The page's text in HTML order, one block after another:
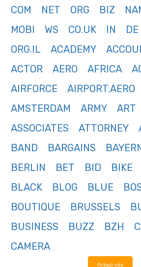
COM NET ORG BIZ
MOBI
WS CO.UK IN DE
ORG.IL
ACADEMY
ACTOR
AERO AFRICA
AIRFORCE
AIRPORT.AERO
AMSTERDAM
ARMY ART
ASSOCIATES
ATTORNEY
BAND
BARGAINS
BERLIN
BET BID BIKE
BLACK
BLOG BLUE
BOUTIQUE
BRUSSELS
BUSINESS
BUZZ BZH
CAMERA
Prikaži više